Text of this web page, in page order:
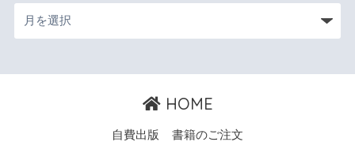
HOME
自費出版 書籍のご注文